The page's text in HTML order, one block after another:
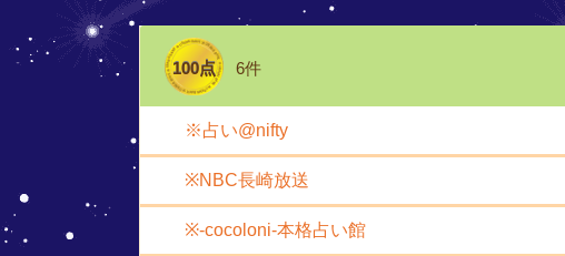
100点 6件
※占い@nifty
※NBC長崎放送
※-cocoloni-本格占い館